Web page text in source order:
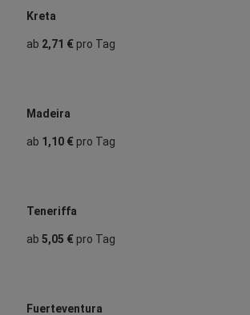
Kreta
ab 2,71 €pro Tag
Madeira
ab 1,10 €pro Tag
Teneriffa
ab 5,05 €pro Tag
Fuerteventura